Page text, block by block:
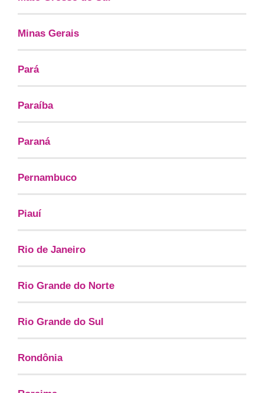
Minas Gerais
Pará
Paraíba
Paraná
Pernambuco
Piauí
Rio de Janeiro
Rio Grande do Norte
Rio Grande do Sul
Rondônia